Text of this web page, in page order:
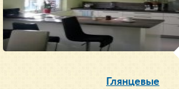
Глянцевые